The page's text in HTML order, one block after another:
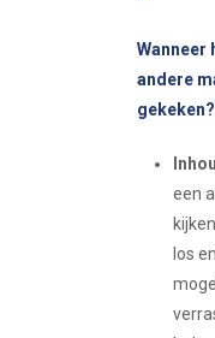
Wanneer
andere
gekeken?​
een
los